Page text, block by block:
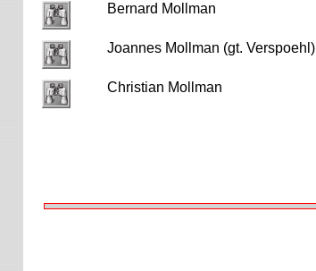
Bernard Mollman
Joannes Mollman (gt. Verspoehl)
Christian Mollman